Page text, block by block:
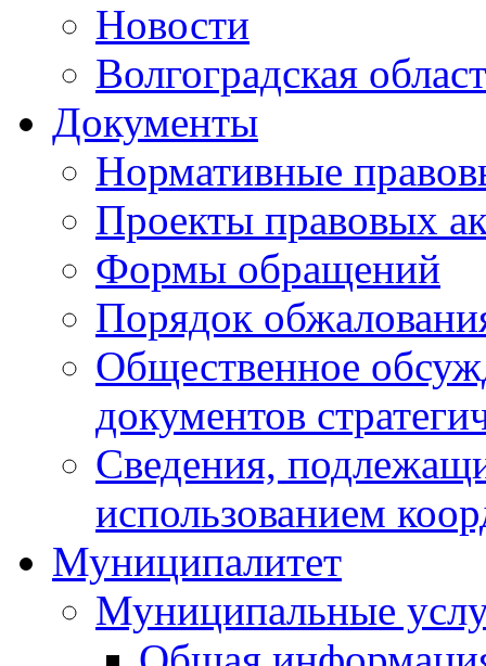
Новости
Волгоградская
Документы
Нормативные
Проекты правовых
Формы обращений
Порядок
Общественное
документов
Сведения,
использованием
Муниципалитет
Муниципальные